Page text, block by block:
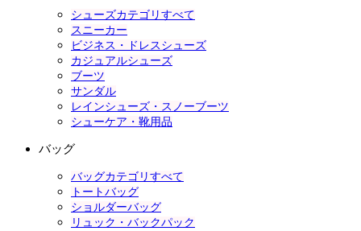
シューズカテゴリすべて
スニーカー
ビジネス・ドレスシューズ
カジュアルシューズ
ブーツ
サンダル
レインシューズ・スノーブーツ
シューケア・靴用品
バッグ
バッグカテゴリすべて
トートバッグ
ショルダーバッグ
リュック・バックパック